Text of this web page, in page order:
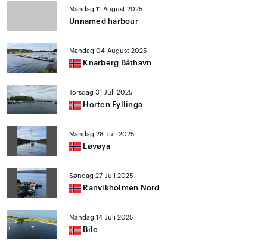
Mandag 11 August 2025
Unnamed harbour
Mandag 04 August 2025
Knarberg Båthavn
Torsdag 31 Juli 2025
Horten Fyllinga
Mandag 28 Juli 2025
Løvøya
Søndag 27 Juli 2025
Ranvikholmen Nord
Mandag 14 Juli 2025
Bile